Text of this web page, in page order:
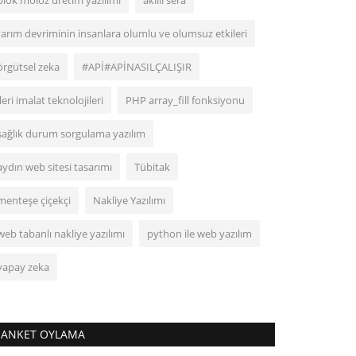
devriminin insanlara olumlu ve olumsuz etkileri
zeka #APİ#APİNASILÇALIŞIR
imalat teknolojileri PHP array_fill fonksiyonu
durum sorgulama yazılım
web sitesi tasarımı Tübitak
çiçekçi Nakliye Yazılımı
tabanlı nakliye yazılımı python ile web yazılım
zeka
ANKET OYLAMA